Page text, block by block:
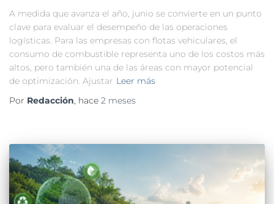
A medida que avanza el año, junio se convierte en un punto
clave para evaluar el desempeño de las operaciones
logísticas. Para las empresas con flotas vehiculares, el
consumo de combustible representa uno de los costos más
altos, pero también una de las áreas con mayor potencial
de optimización. Ajustar Leer más
Por Redacción, hace 2 meses